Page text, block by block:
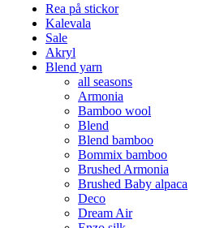
Rea på stickor
Kalevala
Sale
Akryl
Blend yarn
all seasons
Armonia
Bamboo wool
Blend
Blend bamboo
Bommix bamboo
Brushed Armonia
Brushed Baby alpaca
Deco
Dream Air